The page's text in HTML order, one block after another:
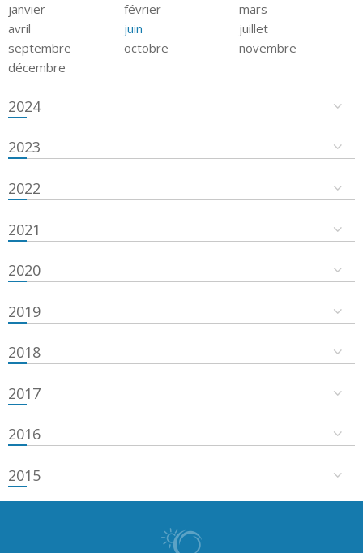
janvier février
mars
avril
juin
juillet
septembre
octobre
novembre
décembre
2024
2023
2022
2021
2020
2019
2018
2017
2016
2015